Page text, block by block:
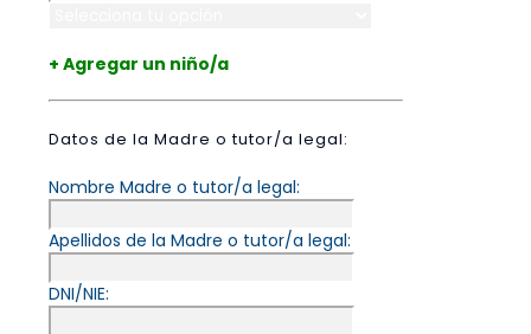
+ Agregar un niño/a
Datos de la Madre o tutor/a legal:
Nombre Madre o tutor/a legal:
Apellidos de la Madre o tutor/a legal:
DNI/NIE: